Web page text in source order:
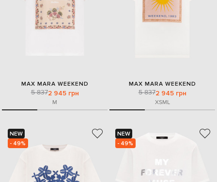
MAX MARA WEEKEND
5 8372 945 грн
M
MAX MARA WEEKEND
5 8372 945 грн
XSML
NEW
- 49%
NEW
- 49%